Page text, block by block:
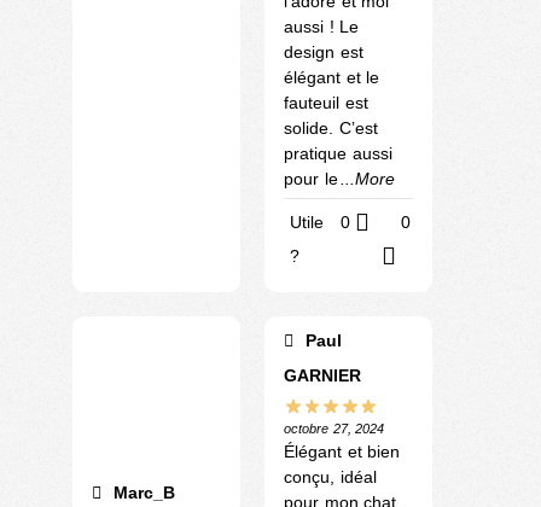
aussi ! Le
design est
élégant et le
fauteuil est
solide. C’est
pratique aussi
pour le
...More
Utile
?
0 0
Marc_B
Paul
GARNIER
octobre 27, 2024
Élégant et bien
conçu, idéal
pour mon chat.